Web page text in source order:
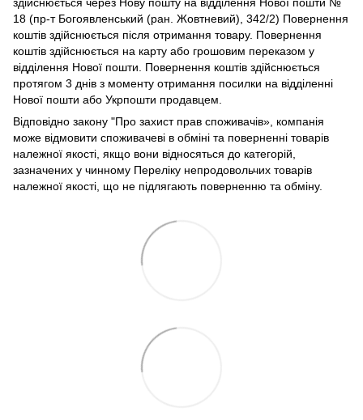
18 (пр-т Богоявленський (ран. Жовтневий), 342/2) Повернення
коштів здійснюється після отримання товару. Повернення
коштів здійснюється на карту або грошовим переказом у
відділення Нової пошти. Повернення коштів здійснюється
протягом 3 днів з моменту отримання посилки на відділенні
Нової пошти або Укрпошти продавцем.
Відповідно закону "Про захист прав споживачів» , компанія
може відмовити споживачеві в обміні та поверненні товарів
належної якості, якщо вони відносяться до категорій,
зазначених у чинному Переліку непродовольчих товарів
належної якості, що не підлягають поверненню та обміну.